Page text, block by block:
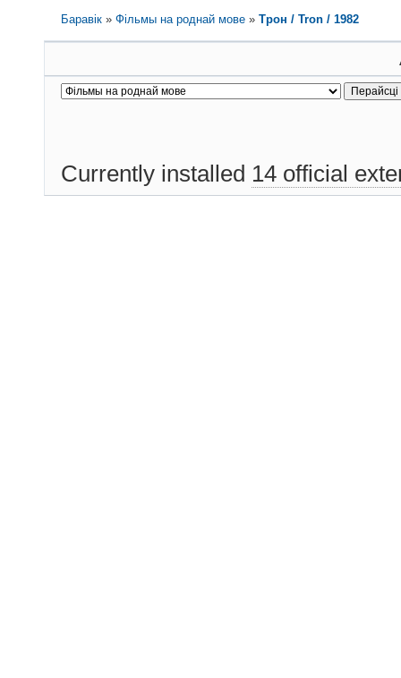
Баравік »Фільмы на роднай мове »Трон / Tron / 1982
Currently installed 14 official